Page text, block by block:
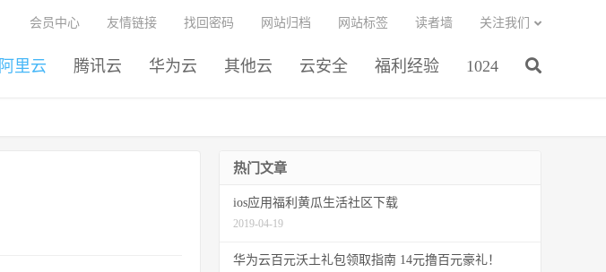
阿里云 腾讯云 华为云 其他云 云安全 福利经验 1024
会员中心 友情链接 找回密码 网站归档 网站标签 读者墙 关注我们
热门文章
ios应用福利黄瓜生活社区下载
2019-04-19
华为云百元沃土礼包领取指南 14元撸百元豪礼！